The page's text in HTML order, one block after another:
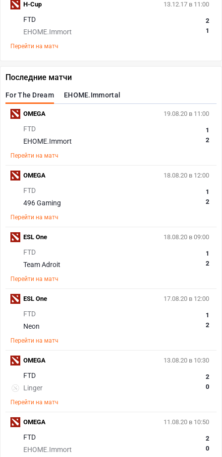
13.12.17 в 11:00
FTD
EHOME.Immort
2
1
Перейти на матч
H-Cup
Последние матчи
For The Dream EHOME.Immortal
19.08.20 в 11:00
FTD
EHOME.Immort
1
2
Перейти на матч
OMEGA
18.08.20 в 12:00
FTD
496 Gaming
1
2
Перейти на матч
OMEGA
18.08.20 в 09:00
FTD
Team Adroit
1
2
Перейти на матч
ESL One
17.08.20 в 12:00
FTD
Neon
1
2
Перейти на матч
ESL One
13.08.20 в 10:30
FTD
Linger
2
0
Перейти на матч
OMEGA
11.08.20 в 10:50
FTD
EHOME.Immort
2
0
OMEGA